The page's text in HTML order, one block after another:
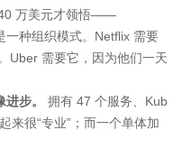
40 万美元才领悟——
一种组织模式。Netflix 需要
Uber 需要它，因为他们一天
步。
拥有 47 个服务、Kub
来很“专业”；而一个单体加